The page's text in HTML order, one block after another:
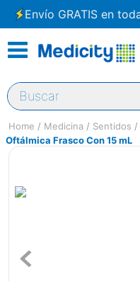
Envío GRATIS en
Buscar
Medicina Sentidos
Oftálmica Frasco Con 15 mL